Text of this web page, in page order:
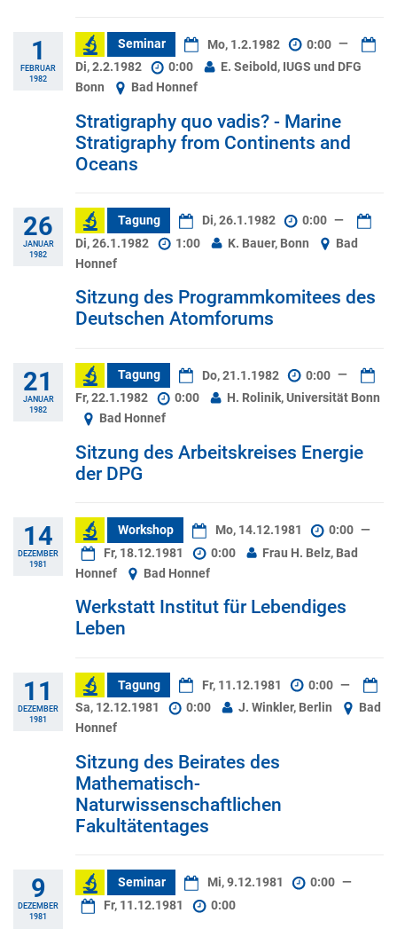
1
FEBRUAR
1982
Seminar Mo, 1.2.1982 0:00 —
Di, 2.2.1982
0:00
E. Seibold, IUGS und DFG
Bonn
Bad Honnef
Stratigraphy quo vadis? - Marine
Stratigraphy from Continents and
Oceans
26
JANUAR
1982
Tagung Di, 26.1.1982 0:00 —
Di, 26.1.1982
1:00 K. Bauer, Bonn
Bad
Honnef
Sitzung des Programmkomitees des
Deutschen Atomforums
21
JANUAR
1982
Tagung Do, 21.1.1982 0:00 —
Fr, 22.1.1982
0:00
H. Rolinik, Universität Bonn
Bad Honnef
Sitzung des Arbeitskreises Energie
der DPG
14
DEZEMBER
1981
Workshop Mo, 14.12.1981 0:00 —
Fr, 18.12.1981
0:00
Frau H. Belz, Bad
Honnef
Bad Honnef
Werkstatt Institut für Lebendiges
Leben
11
DEZEMBER
1981
Tagung Fr, 11.12.1981 0:00 —
Sa, 12.12.1981
0:00 J. Winkler, Berlin
Bad
Honnef
Sitzung des Beirates des
Mathematisch-
Naturwissenschaftlichen
Fakultätentages
9
DEZEMBER
1981
Seminar Mi, 9.12.1981 0:00 —
Fr, 11.12.1981
0:00